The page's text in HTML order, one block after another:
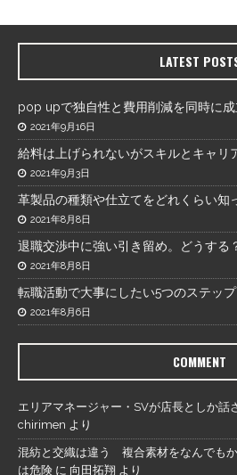
LATEST
pop upで独自性と費用削減を同時に成
2021年9月16日
給料は上げられないがスキルとキャリ
2021年9月3日
革製品の種類や仕立てをどれくらい知
2021年8月8日
退職交渉中に強い引き留め。どうする
2021年8月8日
転職活動で大事にしたい5つのステップ
2021年8月6日
COMMENT
エリアマネージャー・SVが店長としか話
chirimen より
混紡と交織は違う 複合素材をなんでも
は危険 に 向田拓翔 より